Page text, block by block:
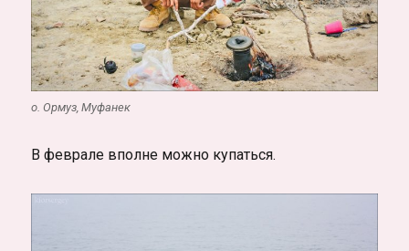
о. Ормуз, Муфанек
В феврале вполне можно купаться.